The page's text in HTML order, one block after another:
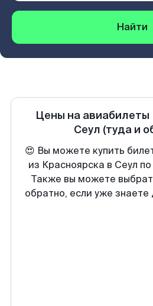
Найти
Цены на авиабилеты
Сеул (туда и
😍 Вы можете купить
из Красноярска в Сеул
Также вы можете
обратно, если уже